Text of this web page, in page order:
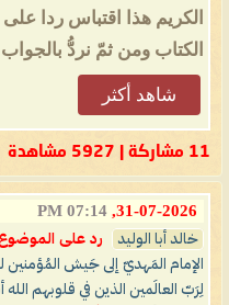
الكريم هذا اقتباس ردا
الكتاب ومن ثمّ نردُّ
شاهد أكثر
11 مشاركة | 5927 مشاهدة
31-07-2026,
07:14 PM
خالد أبا الوليد رد على
الإمام المَهديّ إلى جَيش
لِرَبّ العالَمين الذين في قلوبهم